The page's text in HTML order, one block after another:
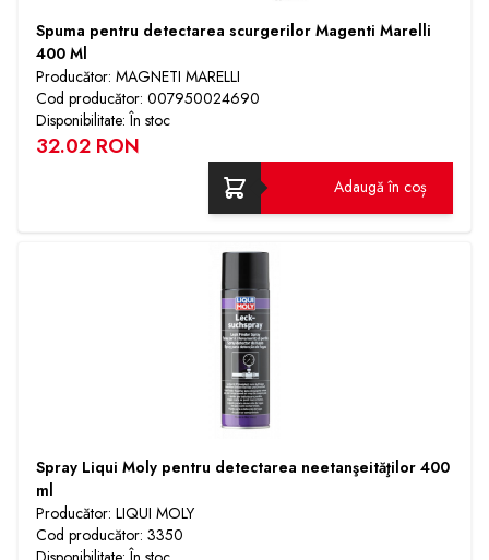
Spuma pentru detectarea scurgerilor Magenti Marelli
400 Ml
Producător: MAGNETI MARELLI
Cod producător: 007950024690
Disponibilitate: În stoc
32.02 RON
Adaugă în coș
Spray Liqui Moly pentru detectarea neetanşeităţilor 400
ml
Producător: LIQUI MOLY
Cod producător: 3350